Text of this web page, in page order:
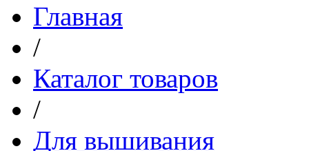
Главная
/
Каталог товаров
/
Для вышивания